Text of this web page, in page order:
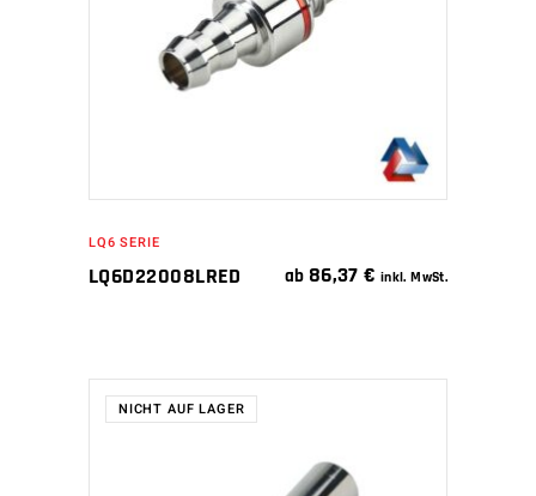
WEITERLESEN
LQ6 SERIE
LQ6D22008LRED ab 86,37€ inkl. MwSt.
NICHT AUF LAGER